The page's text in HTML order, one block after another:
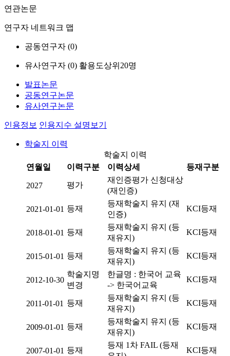
연관논문
연구자 네트워크 맵
공동연구자 (0)
유사연구자 (0) 활용도상위20명
발표논문
공동연구논문
유사연구논문
인용정보 인용지수 설명보기
학술지 이력
학술지 이력
연월일
이력구분 이력상세 등재구분
2027 평가
재인증평가 신청대상
(재인증)
2021-01-01 등재
등재학술지 유지 (재
인증)
KCI등재
2018-01-01 등재
등재학술지 유지 (등
재유지)
KCI등재
2015-01-01 등재
등재학술지 유지 (등
재유지)
KCI등재
2012-10-30
학술지명
변경
한글명 : 한국어 교육
-> 한국어교육
KCI등재
2011-01-01 등재
등재학술지 유지 (등
재유지)
KCI등재
2009-01-01 등재
등재학술지 유지 (등
재유지)
KCI등재
2007-01-01 등재
등재 1차 FAIL (등재
KCI등재